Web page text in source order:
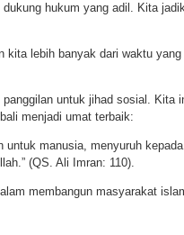
hukum yang adil. Kita
kita lebih banyak dari waktu
untuk jihad sosial. Kita
menjadi umat terbaik:
manusia, menyuruh
(QS. Ali Imran: 110).
membangun masyarakat